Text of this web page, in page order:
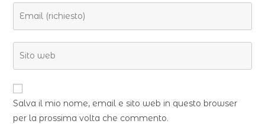
Salva il mio nome, email e sito web in questo browser
per la prossima volta che commento.